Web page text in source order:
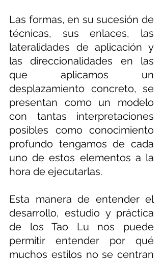
Las formas, en su sucesión de
técnicas, sus enlaces, las
lateralidades de aplicación y
las direccionalidades en las
que aplicamos un
desplazamiento concreto, se
presentan como un modelo
con tantas interpretaciones
posibles como conocimiento
profundo tengamos de cada
uno de estos elementos a la
hora de ejecutarlas.
Esta manera de entender el
desarrollo, estudio y práctica
de los Tao Lu nos puede
permitir entender por qué
muchos estilos no se centran